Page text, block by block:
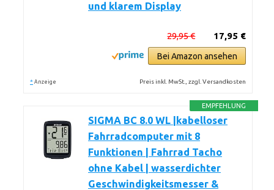
und klarem Display
17,95 €
29,95 €
Bei Amazon ansehen
* Anzeige Preis inkl. MwSt., zzgl. Versandkosten
EMPFEHLUNG
SIGMA BC 8.0 WL |kabelloser
Fahrradcomputer mit 8
Funktionen | Fahrrad Tacho
ohne Kabel | wasserdichter
Geschwindigkeitsmesser &